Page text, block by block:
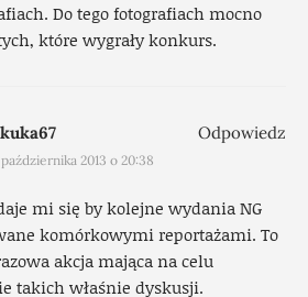
Do tego fotografiach mocno
które wygrały konkurs.
2013 o 20:38
mi się by kolejne wydania NG
komórkowymi reportażami. To
akcja mająca na celu
takich właśnie dyskusji.
Odpowiedz